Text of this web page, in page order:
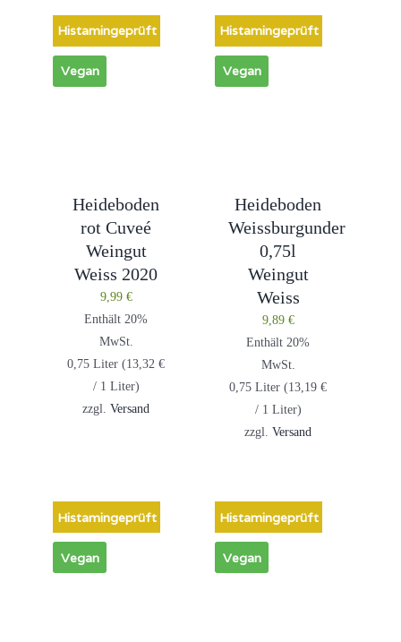
Histamingeprüft
Vegan
Heideboden
rot Cuveé
Weingut
Weiss 2020
9,99 €
Enthält 20%
MwSt.
0,75 Liter (13,32€
/ 1 Liter)
zzgl.Versand
Histamingeprüft
Vegan
Heideboden
Weissburgunder
0,75l
Weingut
Weiss
9,89 €
Enthält 20%
MwSt.
0,75 Liter (13,19€
/ 1 Liter)
zzgl.Versand
Histamingeprüft
Vegan
Histamingeprüft
Vegan